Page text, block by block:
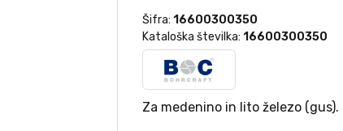
Šifra: 16600300350
Kataloška številka: 16600300350
Za medenino in lito železo (gus).